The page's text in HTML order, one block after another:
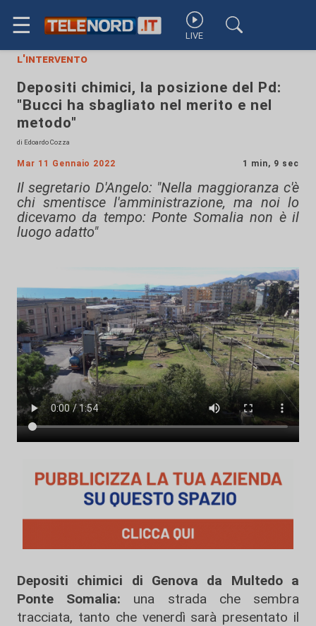
☰ LIVE
l'intervento
Depositi chimici, la posizione del Pd:
"Bucci ha sbagliato nel merito e nel
metodo"
di Edoardo Cozza
Mar 11 Gennaio 2022 1 min, 9 sec
Il segretario D'Angelo: "Nella maggioranza c'è
chi smentisce l'amministrazione, ma noi lo
dicevamo da tempo: Ponte Somalia non è il
luogo adatto"
Depositi chimici di Genova da Multedo a
Ponte Somalia: una strada che sembra
tracciata, tanto che venerdì sarà presentato il